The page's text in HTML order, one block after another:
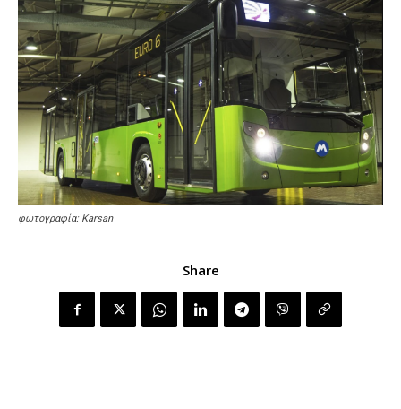
φωτογραφία: Karsan
Share